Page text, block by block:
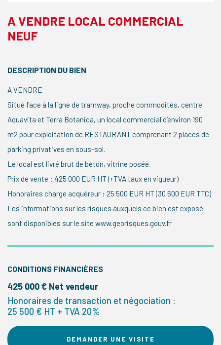
A VENDRE LOCAL COMMERCIAL
NEUF
DESCRIPTION DU BIEN
A VENDRE
Situé face à la ligne de tramway, proche commodités, centre
Aquavita et Terra Botanica, un local commercial d’environ 190
m2 pour exploitation de RESTAURANT comprenant 2 places de
parking privatives en sous-sol.
Le local est livré brut de béton, vitrine posée.
Prix de vente : 425 000 EUR HT (+TVA taux en vigueur)
Honoraires charge acquéreur : 25 500 EUR HT (30 600 EUR TTC)
Les informations sur les risques auxquels ce bien est exposé
sont disponibles sur le site www.georisques.gouv.fr
CONDITIONS FINANCIÈRES
425 000 € Net vendeur
Honoraires de transaction et négociation :
25 500 € HT + TVA 20%
DEMANDER UNE VISITE